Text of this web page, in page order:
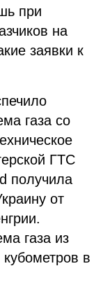
при
на
заявки к
газа со
ГТС
получила
от
газа из
в